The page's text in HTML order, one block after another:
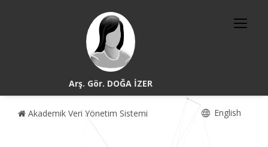
Arş. Gör. DOĞA İZER
Akademik Veri Yönetim Sistemi English